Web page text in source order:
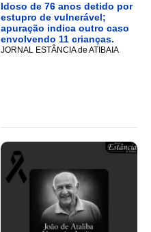
Idoso de 76 anos detido por
estupro de vulnerável;
apuração indica outro caso
envolvendo 11 crianças.
JORNAL ESTÂNCIA de ATIBAIA